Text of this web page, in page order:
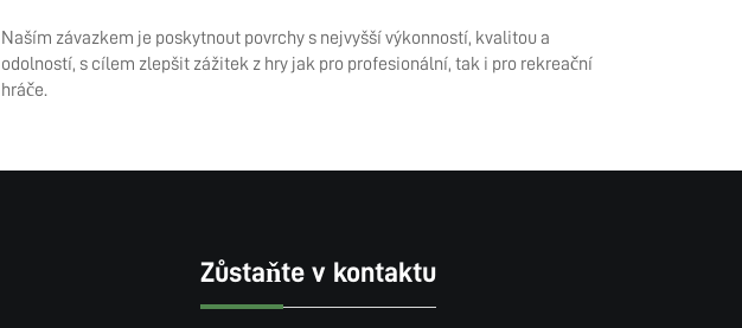
Naším závazkem je poskytnout povrchy s nejvyšší výkonností, kvalitou a
odolností, s cílem zlepšit zážitek z hry jak pro profesionální, tak i pro rekreační
hráče.
Zůstaňte v kontaktu